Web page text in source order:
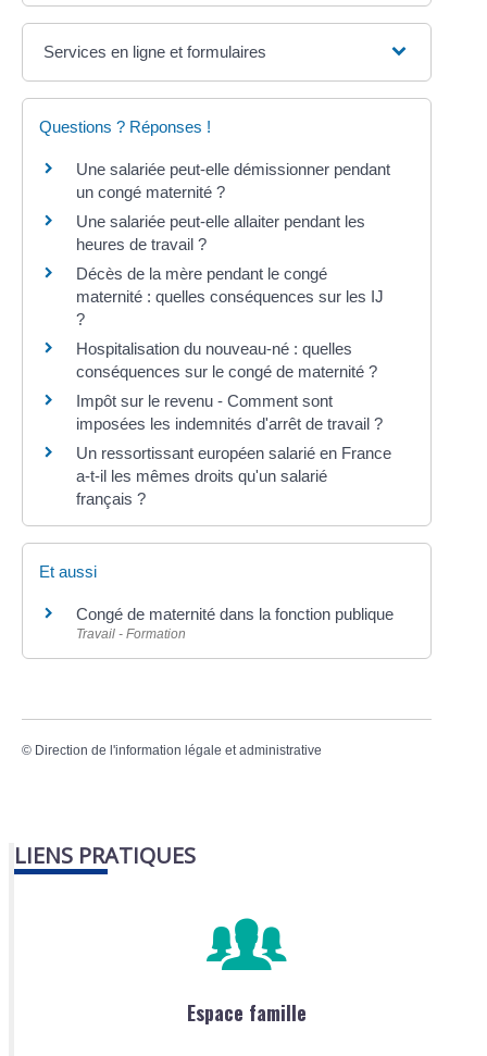
Services en ligne et formulaires
Questions ? Réponses !
Une salariée peut-elle démissionner pendant
un congé maternité ?
Une salariée peut-elle allaiter pendant les
heures de travail ?
Décès de la mère pendant le congé
maternité : quelles conséquences sur les IJ
?
Hospitalisation du nouveau-né : quelles
conséquences sur le congé de maternité ?
Impôt sur le revenu - Comment sont
imposées les indemnités d'arrêt de travail ?
Un ressortissant européen salarié en France
a-t-il les mêmes droits qu'un salarié
français ?
Et aussi
Congé de maternité dans la fonction publique
Travail - Formation
© Direction de l'information légale et administrative
LIENS PRATIQUES
Espace famille